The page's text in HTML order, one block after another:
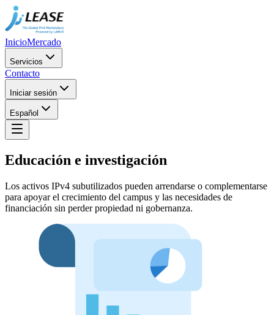
InicioMercado
Servicios
Contacto
Iniciar sesión
Español
Educación e investigación
Los activos IPv4 subutilizados pueden arrendarse o complementarse
para apoyar el crecimiento del campus y las necesidades de
financiación sin perder propiedad ni gobernanza.